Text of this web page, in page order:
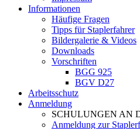
Informationen
Häufige Fragen
Tipps für Staplerfahrer
Bildergalerie & Videos
Downloads
Vorschriften
BGG 925
BGV D27
Arbeitsschutz
Anmeldung
SCHULUNGEN AN
Anmeldung zur